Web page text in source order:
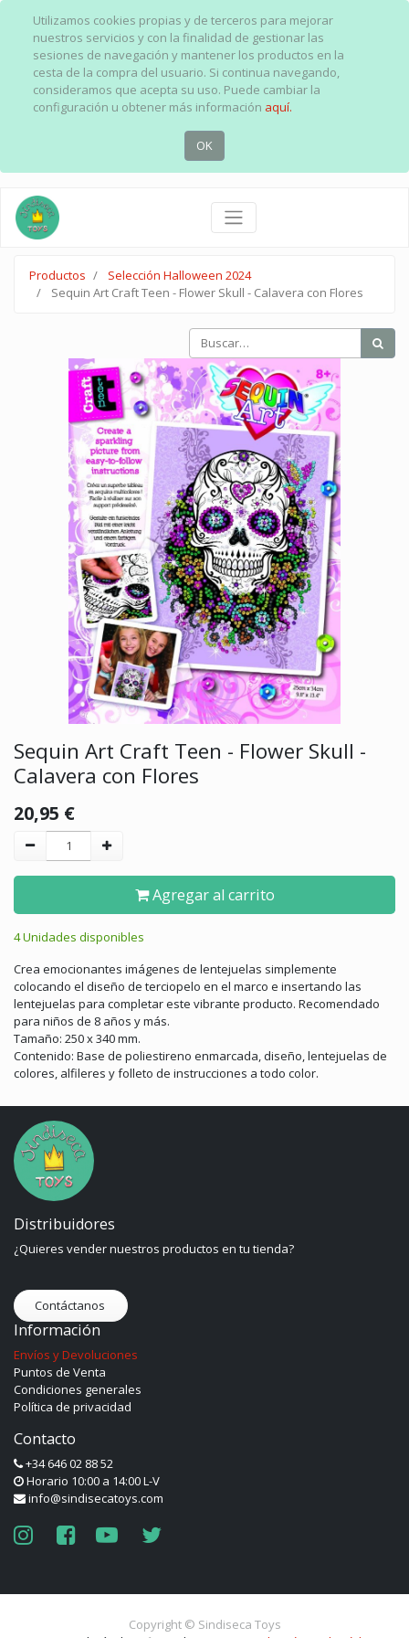
Utilizamos cookies propias y de terceros para mejorar
nuestros servicios y con la finalidad de gestionar las
sesiones de navegación y mantener los productos en la
cesta de la compra del usuario. Si continua navegando,
consideramos que acepta su uso. Puede cambiar la
configuración u obtener más información aquí.
OK
Productos
Selección Halloween 2024
Sequin Art Craft Teen - Flower Skull - Calavera con Flores
Sequin Art Craft Teen - Flower Skull -
Calavera con Flores
20,95 €
Agregar al carrito
4 Unidades disponibles
Crea emocionantes imágenes de lentejuelas simplemente
colocando el diseño de terciopelo en el marco e insertando las
lentejuelas para completar este vibrante producto. Recomendado
para niños de 8 años y más.
Tamaño: 250 x 340 mm.
Contenido: Base de poliestireno enmarcada, diseño, lentejuelas de
colores, alfileres y folleto de instrucciones a todo color.
Distribuidores
¿Quieres vender nuestros productos en tu tienda?
Contáctanos
Información
Envíos y Devoluciones
Puntos de Venta
Condiciones generales
Política de privacidad
Contacto
+34 646 02 88 52
Horario 10:00 a 14:00 L-V
info@sindisecatoys.com
Copyright © Sindiseca Toys